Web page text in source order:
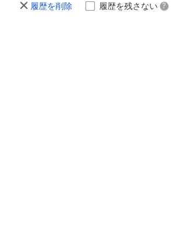
履歴を削除 履歴を残さない